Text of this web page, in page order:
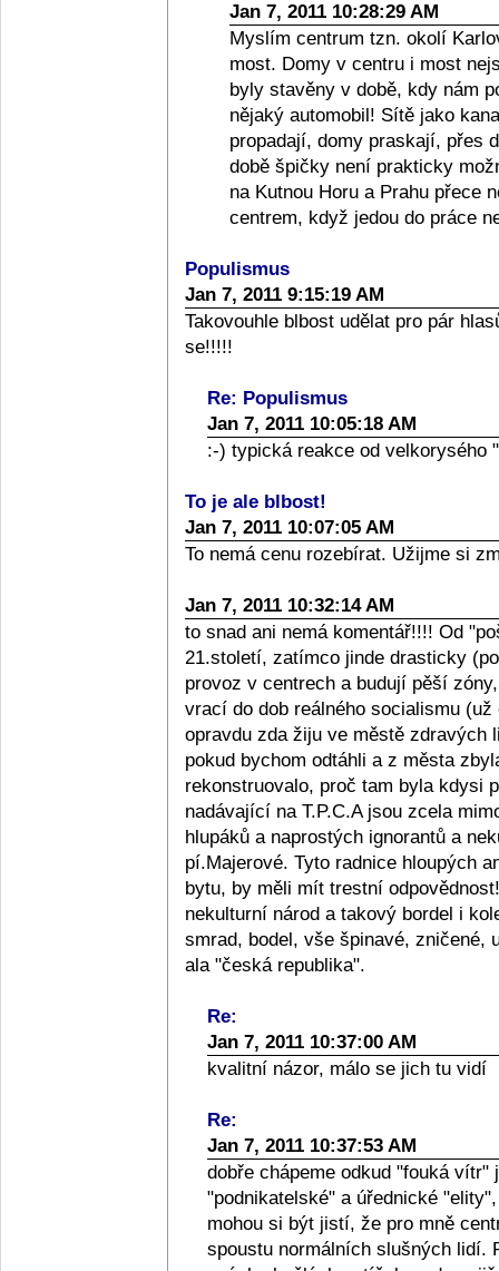
Jan 7, 2011 10:28:29 AM
Myslím centrum tzn. okolí
most. Domy v centru i most
byly stavěny v době, kdy nám
nějaký automobil! Sítě jako
propadají, domy praskají, přes
době špičky není prakticky
na Kutnou Horu a Prahu přece
centrem, když jedou do práce
Populismus
Jan 7, 2011 9:15:19 AM
Takovouhle blbost udělat pro pár
se!!!!!
Re: Populismus
Jan 7, 2011 10:05:18 AM
:-) typická reakce od velkorysého
To je ale blbost!
Jan 7, 2011 10:07:05 AM
To nemá cenu rozebírat. Užijme si
Jan 7, 2011 10:32:14 AM
to snad ani nemá komentář!!!! Od
21.století, zatímco jinde drasticky
provoz v centrech a budují pěší
vrací do dob reálného socialismu
opravdu zda žiju ve městě
pokud bychom odtáhli a z města
rekonstruovalo, proč tam byla kdysi
nadávající na T.P.C.A jsou zcela
hlupáků a naprostých ignorantů a
pí.Majerové. Tyto radnice hloupých
bytu, by měli mít trestní
nekulturní národ a takový bordel i
smrad, bodel, vše špinavé, zničené,
ala "česká republika".
Re:
Jan 7, 2011 10:37:00 AM
kvalitní názor, málo se jich tu vidí
Re:
Jan 7, 2011 10:37:53 AM
dobře chápeme odkud "fouká
"podnikatelské" a úřednické
mohou si být jistí, že pro mně
spoustu normálních slušných lidí.